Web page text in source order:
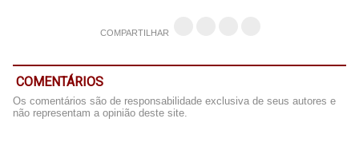
COMPARTILHAR
COMENTÁRIOS
Os comentários são de responsabilidade exclusiva de seus autores e
não representam a opinião deste site.